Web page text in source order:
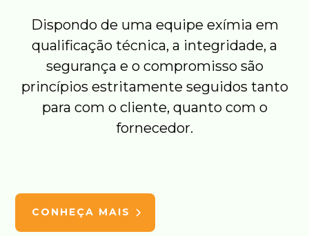
Dispondo de uma equipe exímia em
qualificação técnica, a integridade, a
segurança e o compromisso são
princípios estritamente seguidos tanto
para com o cliente, quanto com o
fornecedor.
CONHEÇA MAIS